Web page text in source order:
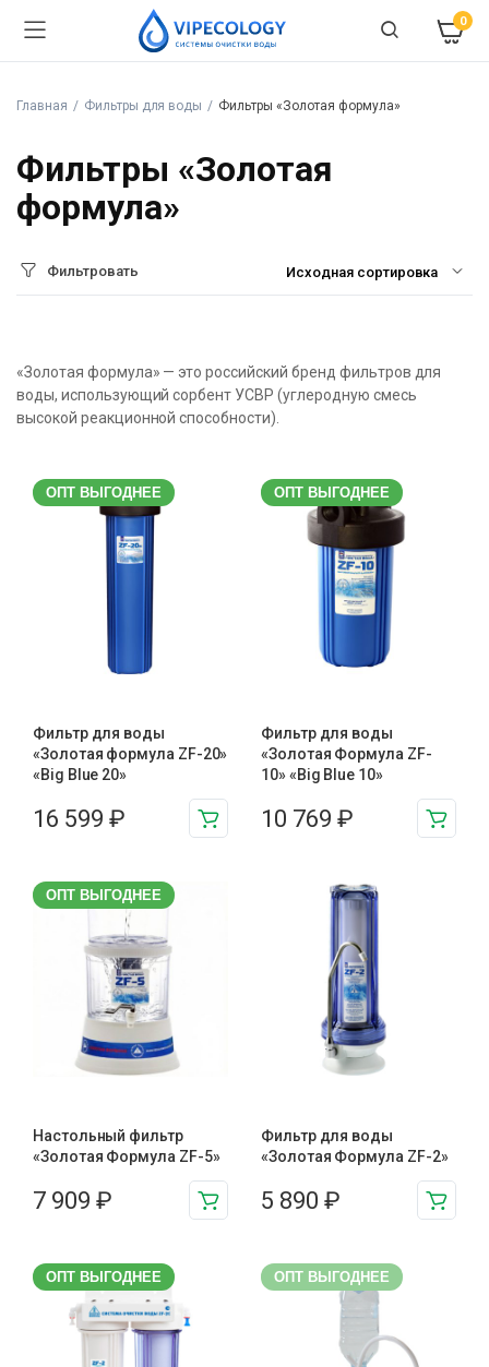
0
Главная Фильтры для воды Фильтры «Золотая формула»
Фильтры «Золотая
формула»
Фильтровать
«Золотая формула» — это российский бренд фильтров для
воды, использующий сорбент УСВР (углеродную смесь
высокой реакционной способности).
ОПТ ВЫГОДНЕЕ
Фильтр для воды
«Золотая формула ZF-20»
«Big Blue 20»
16 599 ₽
ОПТ ВЫГОДНЕЕ
Фильтр для воды
«Золотая Формула ZF-
10» «Big Blue 10»
10 769 ₽
ОПТ ВЫГОДНЕЕ
Настольный фильтр
«Золотая Формула ZF-5»
7 909 ₽
Фильтр для воды
«Золотая Формула ZF-2»
5 890 ₽
ОПТ ВЫГОДНЕЕ ОПТ ВЫГОДНЕЕ